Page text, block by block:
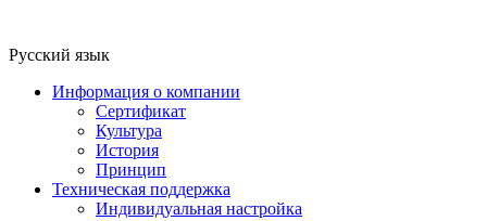
Русский язык
Информация о компании
Сертификат
Культура
История
Принцип
Техническая поддержка
Индивидуальная настройка